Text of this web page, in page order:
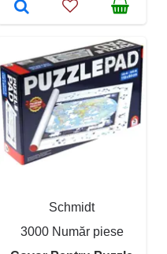
Schmidt
3000 Număr piese